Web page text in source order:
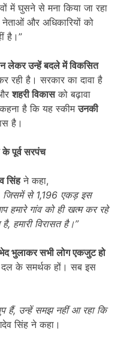
में घुसने से मना किया जा रहा
और अधिकारियों को
है।”
लेकर उन्हें बदले में विकसित
रही है। सरकार का दावा है
शहरी विकासको बढ़ावा
कहना है कि यह स्कीमउनकी
है।
के पूर्व सरपंच
सिंहने कहा,
जिसमें से1,196 एकड़ इस
गांव को ही खत्म कर रहे
है, हमारी विरासत है।”
भुलाकर सभी लोग एकजुट हो
दल के समर्थक हों। सब इस
हैं, उन्हें समझ नहीं आ रहा कि
सिंह ने कहा।